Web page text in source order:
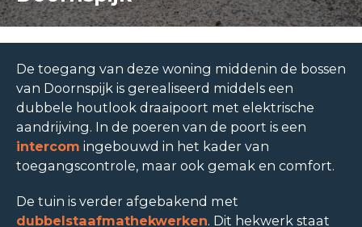
De toegang van deze woning middenin de bossen
van Doornspijk is gerealiseerd middels een
dubbele houtlook draaipoort met elektrische
aandrijving. In de poeren van de poort is een
intercom ingebouwd in het kader van
toegangscontrole, maar ook gemak en comfort.
De tuin is verder afgebakend met
dubbelstaafmathekwerken. Dit hekwerk staat